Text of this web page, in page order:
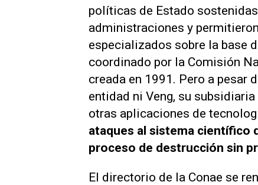
políticas de Estado
administraciones y
especializados sobre la base
coordinado por la Comisión
creada en 1991. Pero a pesar
entidad ni Veng, su
otras aplicaciones de
ataques al sistema científico
proceso de destrucción sin
El directorio de la Conae se